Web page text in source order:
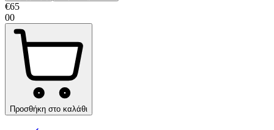
€65
00
Προσθήκη στο καλάθι